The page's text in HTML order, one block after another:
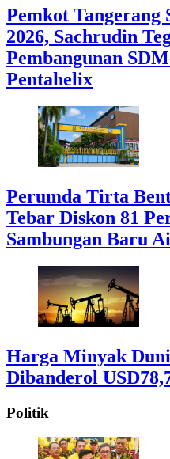
Pemkot Tangerang
2026, Sachrudin
Pembangunan
Pentahelix
Perumda Tirta
Tebar Diskon 81
Sambungan Baru
Harga Minyak
Dibanderol
Politik